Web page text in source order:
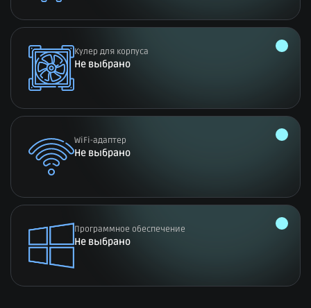
Кулер для корпуса
Не выбрано
WiFi-адаптер
Не выбрано
Программное обеспечение
Не выбрано